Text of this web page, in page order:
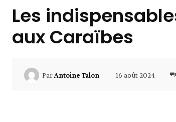
Les
aux Caraïbes
ParAntoine Talon 16 août 2024